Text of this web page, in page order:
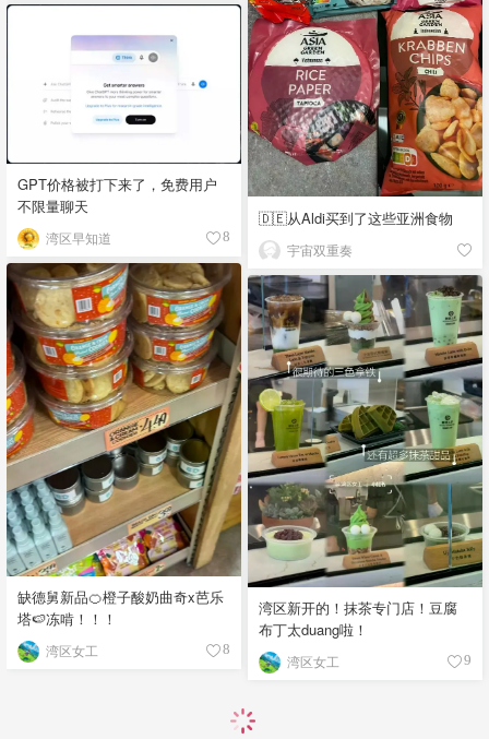
🇩🇪从Aldi买到了这些亚洲食物
宇宙双重奏
GPT价格被打下来了，免费用户
不限量聊天
湾区早知道 8
缺德舅新品🍊橙子酸奶曲奇x芭乐
塔🍉冻啃！！！
湾区女工 8
湾区新开的！抹茶专门店！豆腐
布丁太duang啦！
湾区女工 9